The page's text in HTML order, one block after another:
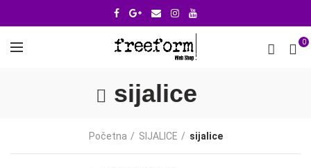
0
sijalice
Početna SIJALICE sijalice